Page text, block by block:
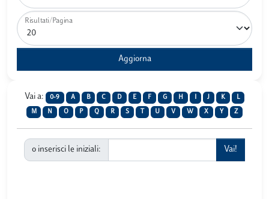
Risultati/Pagina
Vai a: 0-9 A B C D E F G H J K L
M N O P Q R S U V W X Y Z
o inserisci le iniziali: